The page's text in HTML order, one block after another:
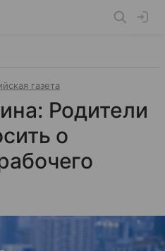
газета
Родители
о